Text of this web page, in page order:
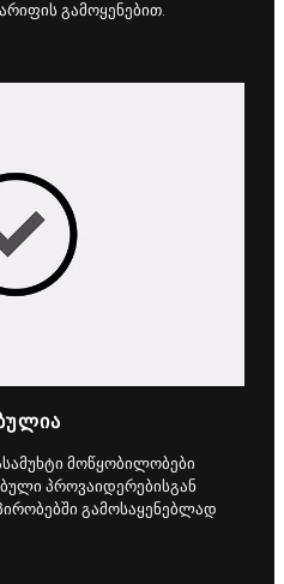
გამოყენებით.
მოწყობილობები
პროვაიდერებისგან
გამოსაყენებლად